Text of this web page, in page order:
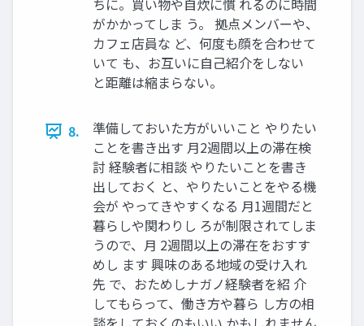
ちに。買い物や自炊に慣 れるのに時間
がかかってしま う。 拠点メンバーや、
カフェ店員な ど、何度も顔を合わせて
いて も、お互いに自己紹介をしない
と距離は縮まらない。
8.
準備しておいた方がいいこと やりたい
ことを書き出す 月2週間以上の滞在検
討 経験者に相談 やりたいことを書き
出しておく と、やりたいことをやる機
会が やってきやすくなる 月1週間だと
暮らしや関わりし ろが制限されてしま
うので、月 2週間以上の滞在をおすす
めし ます 興味のある地域の受け入れ
先 で、おためしナガノ経験者を紹 介
してもらって、働き方や暮ら し方の相